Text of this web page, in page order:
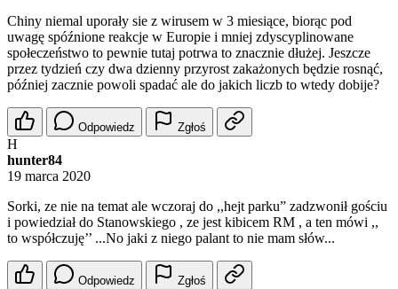
Chiny niemal uporały sie z wirusem w 3 miesiące, biorąc pod
uwagę spóźnione reakcje w Europie i mniej zdyscyplinowane
społeczeństwo to pewnie tutaj potrwa to znacznie dłużej. Jeszcze
przez tydzień czy dwa dzienny przyrost zakażonych będzie rosnąć,
później zacznie powoli spadać ale do jakich liczb to wtedy dobije?
Odpowiedz Zgłoś
H
hunter84
19 marca 2020
Sorki, ze nie na temat ale wczoraj do ,,hejt parku” zadzwonił gościu
i powiedział do Stanowskiego , ze jest kibicem RM , a ten mówi ,,
to współczuję’’ ...No jaki z niego palant to nie mam słów...
Odpowiedz Zgłoś